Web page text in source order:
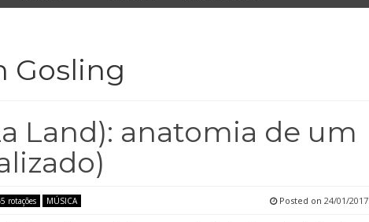
Gosling
Land): anatomia de um
rotações MÚSICA Posted on 24/01/2017